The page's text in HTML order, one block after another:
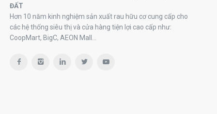
ĐẤT
Hơn 10 năm kinh nghiệm sản xuất rau hữu cơ cung cấp cho
các hệ thống siêu thị và cửa hàng tiện lợi cao cấp như:
CoopMart, BigC, AEON Mall…